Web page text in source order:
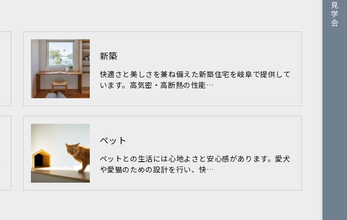
見学会
新築
快適さと美しさを兼ね備えた新築住宅を岐阜で提供して
います。高気密・高断熱の性能…
ペット
ペットとの生活には心地よさと安心感があります。愛犬
や愛猫のための設計を行い、快…